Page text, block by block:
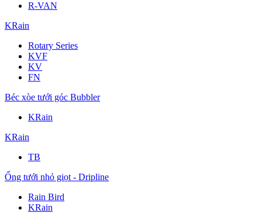
R-VAN
KRain
Rotary Series
KVF
KV
FN
Béc xòe tưới góc Bubbler
KRain
KRain
TB
Ống tưới nhỏ giọt - Dripline
Rain Bird
KRain